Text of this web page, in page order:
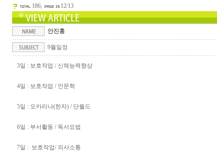
186, 12/13
안진홍
9월일정
3일 : 보호작업 / 신체능력향상
4일 : 보호작업 / 인문학
5일 : 오카리나(한자) / 단월드
6일 : 부서활동 / 독서요법
7일 : 보호작업/ 의사소통